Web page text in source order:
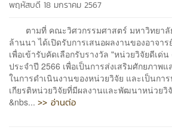
พฤหัสบดี 18 มกราคม 2567
ตามที่ คณะวิศวกรรมศาสตร์ มหาวิทยาลั
ล้านนา ได้เปิดรับการเสนอผลงานของอาจา
เพื่อเข้ารับคัดเลือกรับรางวัล "หน่วยวิจัยดีเด่
ประจำปี 2566 เพื่อเป็นการส่งเสริมศักยภาพ
ในการดำเนินงานของหน่วยวิจัย และเป็นกา
เกียรติหน่วยวิจัยที่มีผลงานและพัฒนาหน่วย
&nbs... >> อ่านต่อ